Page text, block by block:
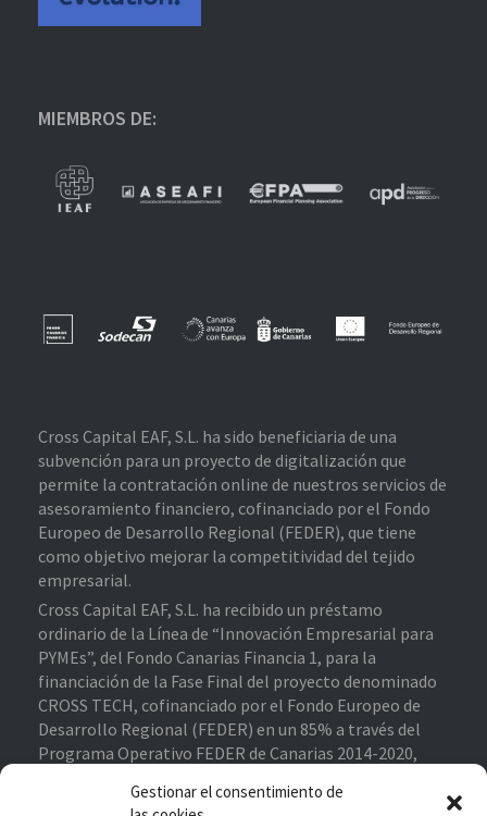
Gestionar el consentimiento de
MIEMBROS DE:
Cross Capital EAF, S.L. ha sido beneficiaria de una
subvención para un proyecto de digitalización que
permite la contratación online de nuestros servicios de
asesoramiento financiero, cofinanciado por el Fondo
Europeo de Desarrollo Regional (FEDER), que tiene
como objetivo mejorar la competitividad del tejido
empresarial.
Cross Capital EAF, S.L. ha recibido un préstamo
ordinario de la Línea de “Innovación Empresarial para
PYMEs”, del Fondo Canarias Financia 1, para la
financiación de la Fase Final del proyecto denominado
CROSS TECH, cofinanciado por el Fondo Europeo de
Desarrollo Regional (FEDER) en un 85% a través del
Programa Operativo FEDER de Canarias 2014-2020,
prioritario 1 “Potenciar la investigación, el desarrollo